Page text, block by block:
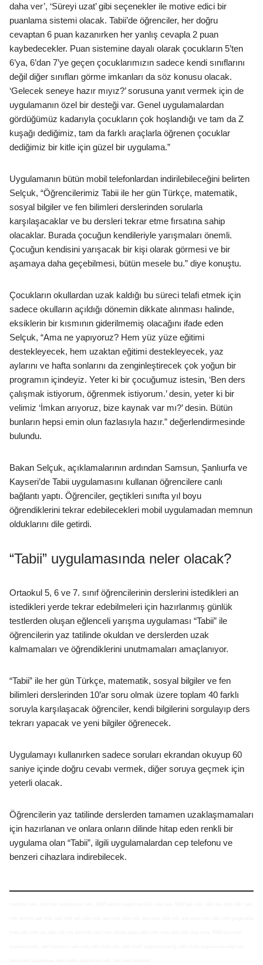
daha ver’, ‘Süreyi uzat’ gibi seçenekler ile motive edici bir
puanlama sistemi olacak. Tabii’de öğrenciler, her doğru
cevaptan 6 puan kazanırken her yanlış cevapla 2 puan
kaybedecekler. Puan sistemine dayalı olarak çocukların 5’ten
6’ya, 6’dan 7’ye geçen çocuklarımızın sadece kendi sınıflarını
değil diğer sınıfları görme imkanları da söz konusu olacak.
‘Gelecek seneye hazır mıyız?’ sorusuna yanıt vermek için de
uygulamanın özel bir desteği var. Genel uygulamalardan
gördüğümüz kadarıyla çocukların çok hoşlandığı ve tam da Z
kuşağı dediğimiz, tam da farklı araçlarla öğrenen çocuklar
dediğimiz bir kitle için güzel bir uygulama.”
Uygulamanın bütün mobil telefonlardan indirilebileceğini belirten
Selçuk, “Öğrencilerimiz Tabii ile her gün Türkçe, matematik,
sosyal bilgiler ve fen bilimleri derslerinden sorularla
karşılaşacaklar ve bu dersleri tekrar etme fırsatına sahip
olacaklar. Burada çocuğun kendileriyle yarışmaları önemli.
Çocuğun kendisini yarışacak bir kişi olarak görmesi ve bir
aşamaya daha geçebilmesi, bütün mesele bu.” diye konuştu.
Çocukların okullardan uzak kaldığı bu süreci telafi etmek için
sadece okulların açıldığı dönemin dikkate alınması halinde,
eksiklerin bir kısmının giderilmemiş olacağını ifade eden
Selçuk, “Ama ne yapıyoruz? Hem yüz yüze eğitimi
destekleyecek, hem uzaktan eğitimi destekleyecek, yaz
aylarını ve hafta sonlarını da zenginleştirecek çok yoğun bir
programın içindeyiz. Yeter ki bir çocuğumuz istesin, ‘Ben ders
çalışmak istiyorum, öğrenmek istiyorum.’ desin, yeter ki bir
velimiz ‘İmkan arıyoruz, bize kaynak var mı?’ desin. Bütün
bunların hepsi emin olun fazlasıyla hazır.” değerlendirmesinde
bulundu.
Bakan Selçuk, açıklamalarının ardından Samsun, Şanlıurfa ve
Kayseri’de Tabii uygulamasını kullanan öğrencilere canlı
bağlantı yaptı. Öğrenciler, geçtikleri sınıfta yıl boyu
öğrendiklerini tekrar edebilecekleri mobil uygulamadan memnun
olduklarını dile getirdi.
“Tabii” uygulamasında neler olacak?
Ortaokul 5, 6 ve 7. sınıf öğrencilerinin derslerini istedikleri an
istedikleri yerde tekrar edebilmeleri için hazırlanmış günlük
testlerden oluşan eğlenceli yarışma uygulaması “Tabii” ile
öğrencilerin yaz tatilinde okuldan ve derslerden uzak
kalmamaları ve öğrendiklerini unutmamaları amaçlanıyor.
“Tabii” ile her gün Türkçe, matematik, sosyal bilgiler ve fen
bilimleri derslerinden 10’ar soru olmak üzere toplam 40 farklı
soruyla karşılaşacak öğrenciler, kendi bilgilerini sorgulayıp ders
tekrarı yapacak ve yeni bilgiler öğrenecek.
Uygulamayı kullanırken sadece soruları ekrandan okuyup 60
saniye içinde doğru cevabı vermek, diğer soruya geçmek için
yeterli olacak.
Öğrencilerin yaz tatilinde derslerden tamamen uzaklaşmamaları
için hazırlanan ve onlara onların dilinde hitap eden renkli bir
uygulama olan “Tabii”, ilgili uygulamalardan cep telefonu ve
benzeri cihazlara indirebilecek.